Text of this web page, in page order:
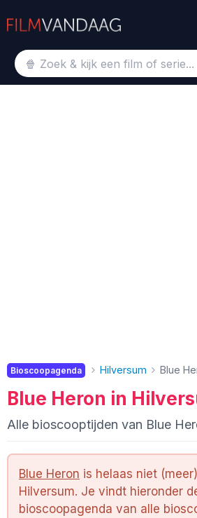
Bioscoopagenda Hilversum Blue
Blue Heron in
Alle bioscooptijden van Blue
Blue Heron is helaas niet
Hilversum. Je vindt hieronder
bioscoopagenda van alle